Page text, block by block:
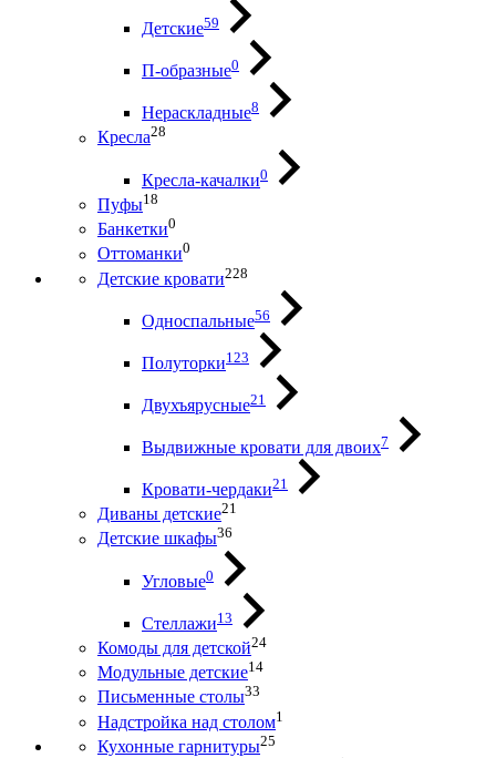
Детские59
П-образные0
Нераскладные8
Кресла28
Кресла-качалки0
Пуфы18
Банкетки0
Оттоманки0
Детские кровати228
Односпальные56
Полуторки123
Двухъярусные21
Выдвижные кровати для двоих7
Кровати-чердаки21
Диваны детские21
Детские шкафы36
Угловые0
Стеллажи13
Комоды для детской24
Модульные детские14
Письменные столы33
Надстройка над столом1
Кухонные гарнитуры25